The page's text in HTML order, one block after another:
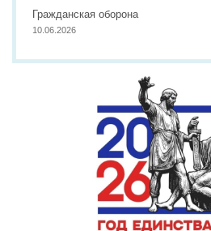
Гражданская оборона
10.06.2026